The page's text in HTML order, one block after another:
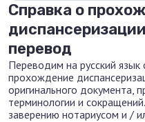
Справка о
перевод
Переводим на русский
прохождение
оригинального документа,
терминологии и
заверению нотариусом и /